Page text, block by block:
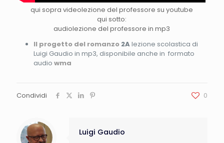
qui sopra videolezione del professore su youtube
qui sotto:
audiolezione del professore in mp3
Il progetto del romanzo 2Alezione scolastica di
Luigi Gaudio in mp3, disponibile anche in formato
audio wma
Condividi 0
Luigi Gaudio